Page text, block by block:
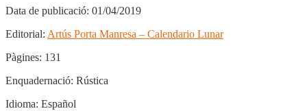
Data de publicació: 01/04/2019
Editorial: Artús Porta Manresa – Calendario Lunar
Pàgines: 131
Enquadernació: Rústica
Idioma: Español